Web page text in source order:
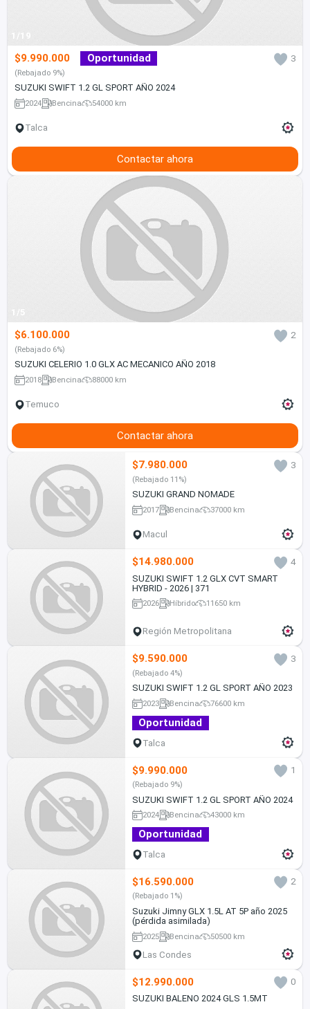
1/19
$9.990.000 Oportunidad 3
(Rebajado 9%)
SUZUKI SWIFT 1.2 GL SPORT AÑO 2024
2024 Bencina 54000 km
Talca
Contactar ahora
1/5
$6.100.000 2
(Rebajado 6%)
SUZUKI CELERIO 1.0 GLX AC MECANICO AÑO 2018
2018 Bencina 88000 km
Temuco
Contactar ahora
$7.980.000 3
(Rebajado 11%)
SUZUKI GRAND NOMADE
2017 Bencina 37000 km
Macul
$14.980.000
4
SUZUKI SWIFT 1.2 GLX CVT SMART
HYBRID - 2026 | 371
2026 Híbrido 11650 km
Región Metropolitana
$9.590.000 3
(Rebajado 4%)
SUZUKI SWIFT 1.2 GL SPORT AÑO 2023
2023 Bencina 76600 km
Oportunidad
Talca
$9.990.000 1
(Rebajado 9%)
SUZUKI SWIFT 1.2 GL SPORT AÑO 2024
2024 Bencina 43000 km
Oportunidad
Talca
$16.590.000 2
(Rebajado 1%)
Suzuki Jimny GLX 1.5L AT 5P año 2025
(pérdida asimilada)
2025 Bencina 50500 km
Las Condes
$12.990.000
0
SUZUKI BALENO 2024 GLS 1.5MT